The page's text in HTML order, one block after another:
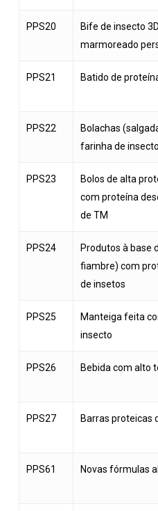
PPS20
Bife de insecto
marmoreado
PPS21 Batido de
PPS22
Bolachas
farinha de
PPS23
Bolos de alta
com proteína
de TM
PPS24
Produtos à base
fiambre) com
de insetos
PPS25
Manteiga feita
insecto
PPS26 Bebida com alto
PPS27 Barras proteicas
PPS61 Novas fórmulas